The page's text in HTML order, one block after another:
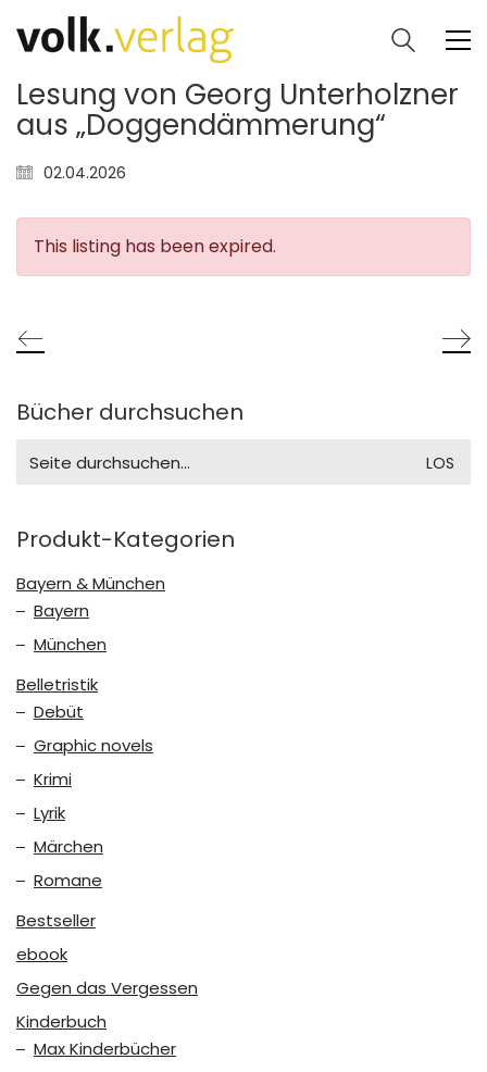
Lesung von Georg Unterholzner
aus „Doggendämmerung“
02.04.2026
This listing has been expired.
Bücher durchsuchen
for:
Produkt-Kategorien
Bayern & München
Bayern
München
Belletristik
Debüt
Graphic novels
Krimi
Lyrik
Märchen
Romane
Bestseller
ebook
Gegen das Vergessen
Kinderbuch
Max Kinderbücher